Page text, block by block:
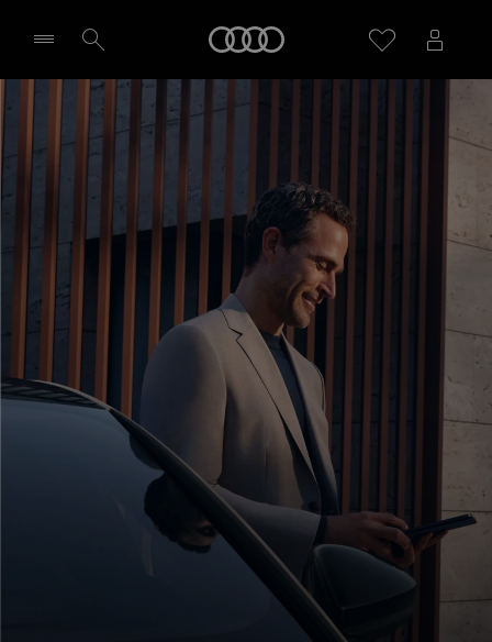
Sélectionner un Partenaire